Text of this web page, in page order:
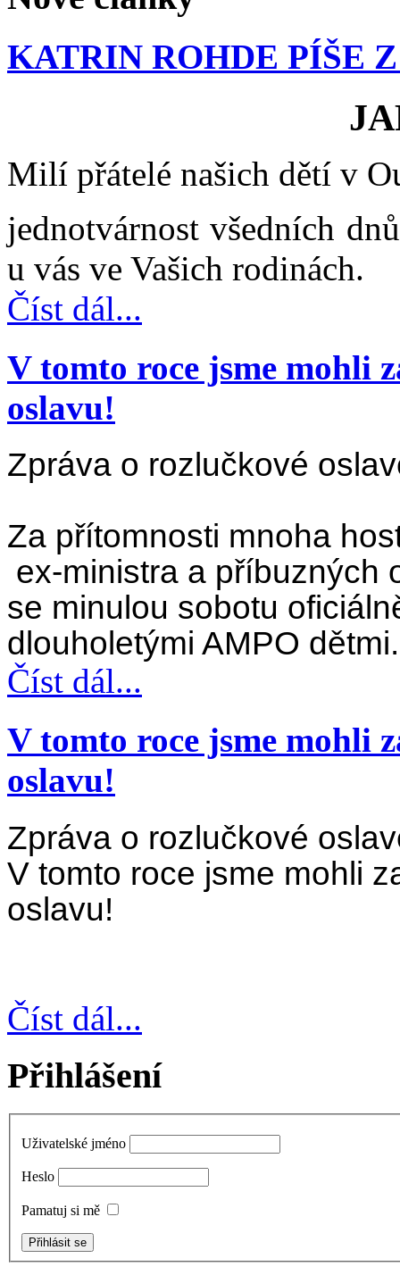
KATRIN ROHDE PÍŠE
Milí přátelé našich dětí v
jednotvárnost všedních
u vás ve Vašich rodinách.
Číst dál...
V tomto roce jsme mohli
oslavu!
Zpráva o rozlučkové
Za přítomnosti mnoha
ex-ministra a příbuzných
se minulou sobotu
dlouholetými AMPO dětmi.
Číst dál...
V tomto roce jsme mohli
oslavu!
Zpráva o rozlučkové
V tomto roce jsme mohli
oslavu!
Číst dál...
Přihlášení
Uživatelské jméno
Heslo
Pamatuj si mě